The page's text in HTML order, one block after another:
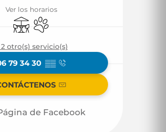
Ver los horarios
TerrazaSe aceptan animales
2 otro(s) servicio(s)
79 34 30 ▒▒
de Facebook